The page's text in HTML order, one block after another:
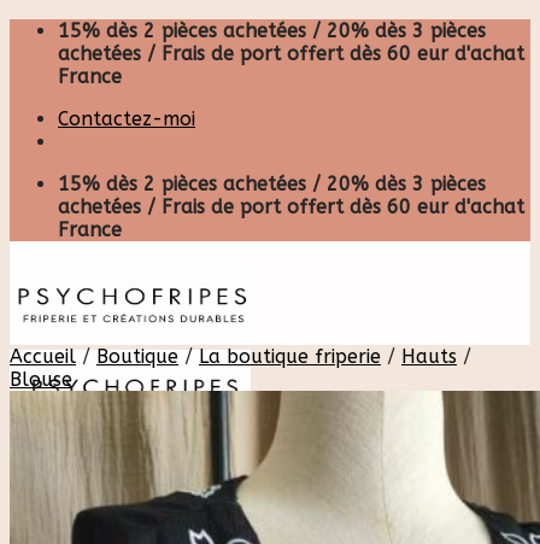
Skip
content
15% dès 2 pièces achetées / 20% dès 3 pièces
achetées / Frais de port offert dès 60 eur d'achat
France
Contactez-moi
15% dès 2 pièces achetées / 20% dès 3 pièces
achetées / Frais de port offert dès 60 eur d'achat
France
Recherche
pour :
Accueil / Boutique / La boutique friperie / Hauts /
Blouse